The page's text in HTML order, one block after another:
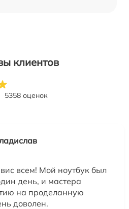
клиентов
5358 оценок
всем! Мой ноутбук был
день, и мастера
на проделанную
доволен.